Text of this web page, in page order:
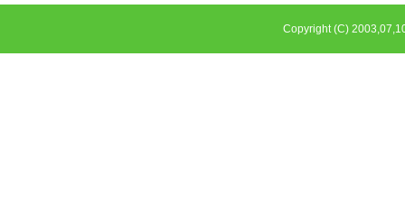
Copyright (C)